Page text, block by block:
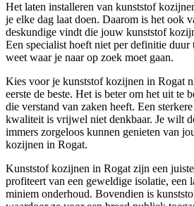
Het laten installeren van kunststof
je elke dag laat doen. Daarom is het ook
deskundige vindt die jouw kunststof
Een specialist hoeft niet per definitie duur
weet waar je naar op zoek moet gaan.
Kies voor je kunststof kozijnen in Rogat
eerste de beste. Het is beter om het uit te
die verstand van zaken heeft. Een
kwaliteit is vrijwel niet denkbaar. Je wilt
immers zorgeloos kunnen genieten van
kozijnen in Rogat.
Kunststof kozijnen in Rogat zijn een
profiteert van een geweldige isolatie, een
miniem onderhoud. Bovendien is